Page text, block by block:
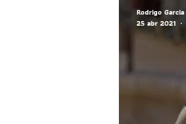
Rodrigo Garcia
25 abr 2021